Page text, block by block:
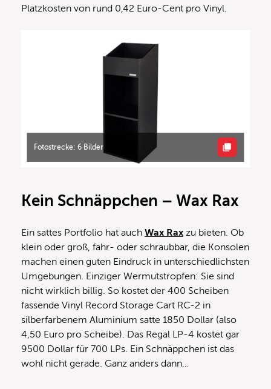
Platzkosten von rund 0,42 Euro-Cent pro Vinyl.
Fotostrecke: 6 Bilder
Kein Schnäppchen – Wax Rax
Ein sattes Portfolio hat auch Wax Rax zu bieten. Ob
klein oder groß, fahr- oder schraubbar, die Konsolen
machen einen guten Eindruck in unterschiedlichsten
Umgebungen. Einziger Wermutstropfen: Sie sind
nicht wirklich billig. So kostet der 400 Scheiben
fassende Vinyl Record Storage Cart RC-2 in
silberfarbenem Aluminium satte 1850 Dollar (also
4,50 Euro pro Scheibe). Das Regal LP-4 kostet gar
9500 Dollar für 700 LPs. Ein Schnäppchen ist das
wohl nicht gerade. Ganz anders dann…